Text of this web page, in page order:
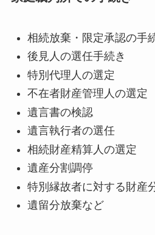
相続放棄・限定承認の手
後見人の選任手続き
特別代理人の選定
不在者財産管理人の選定
遺言書の検認
遺言執行者の選任
相続財産精算人の選定
遺産分割調停
特別縁故者に対する財産
遺留分放棄など